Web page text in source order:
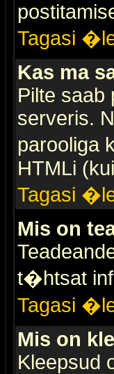
Tagasi
Kas ma
Pilte saab
serveris.
parooliga
HTMLi
Tagasi
Mis on
t�htsat
Tagasi
Mis on
Kleepsud